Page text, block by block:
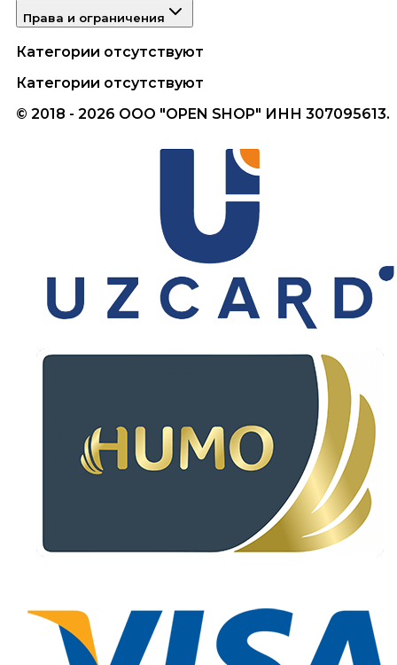
Права и ограничения
Категории отсутствуют
Категории отсутствуют
© 2018 - 2026 ООО "OPEN SHOP" ИНН 307095613.